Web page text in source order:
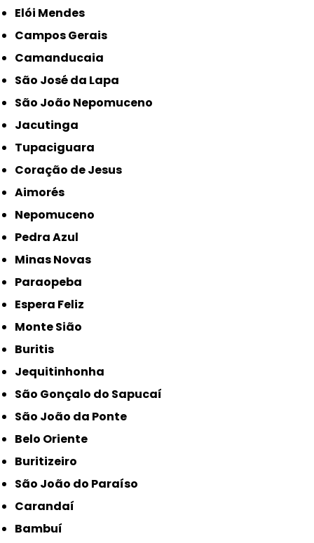
Elói Mendes
Campos Gerais
Camanducaia
São José da Lapa
São João Nepomuceno
Jacutinga
Tupaciguara
Coração de Jesus
Aimorés
Nepomuceno
Pedra Azul
Minas Novas
Paraopeba
Espera Feliz
Monte Sião
Buritis
Jequitinhonha
São Gonçalo do Sapucaí
São João da Ponte
Belo Oriente
Buritizeiro
São João do Paraíso
Carandaí
Bambuí